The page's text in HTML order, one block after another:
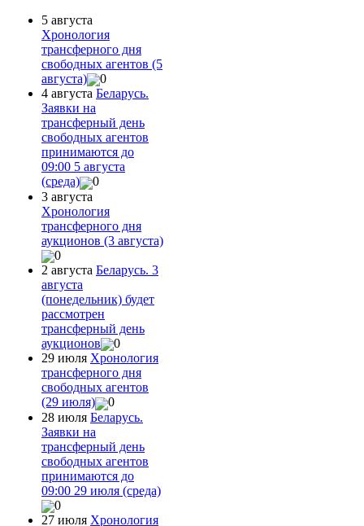
5 августа
Хронология
трансферного дня
свободных агентов (5
августа)
0
4 августа Беларусь.
Заявки на
трансферный день
свободных агентов
принимаются до
09:00 5 августа
(среда)
0
3 августа
Хронология
трансферного дня
аукционов (3 августа)
0
2 августа Беларусь. 3
августа
(понедельник) будет
рассмотрен
трансферный день
аукционов
0
29 июля Хронология
трансферного дня
свободных агентов
(29 июля)
0
28 июля Беларусь.
Заявки на
трансферный день
свободных агентов
принимаются до
09:00 29 июля (среда)
0
27 июля Хронология